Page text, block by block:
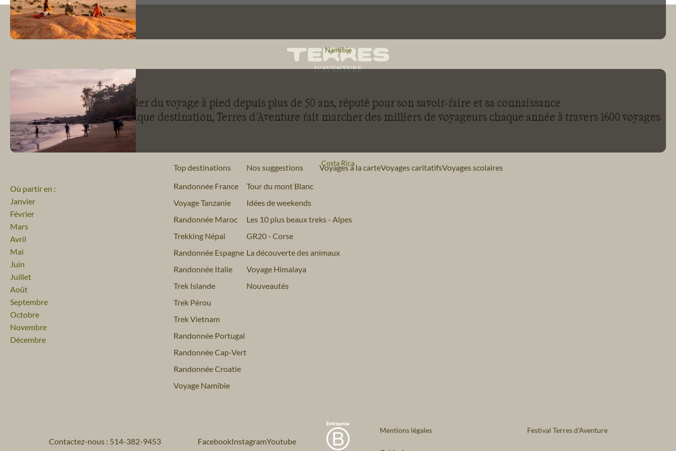
Voyage
Namibie
Voyage
Costa Rica
Où partir en :
Janvier
Février
Mars
Avril
Mai
Juin
Juillet
Août
Septembre
Octobre
Novembre
Décembre
Leader du voyage à pied depuis plus de 50 ans, réputé pour son savoir-faire et sa connaissance
de la randonnée pour chaque destination, Terres d'Aventure fait marcher des milliers de voyageurs chaque année à travers 1600 voyages
Top destinations
Randonnée France
Voyage Tanzanie
Randonnée Maroc
Trekking Népal
Randonnée Espagne
Randonnée Italie
Trek Islande
Trek Pérou
Trek Vietnam
Randonnée Portugal
Randonnée Cap-Vert
Randonnée Croatie
Voyage Namibie
Nos suggestions
Tour du mont Blanc
Idées de weekends
Les 10 plus beaux treks - Alpes
GR20 - Corse
La découverte des animaux
Voyage Himalaya
Nouveautés
Voyages à la carteVoyages caritatifsVoyages scolaires
Contactez-nous : 514-382-9453 FacebookInstagramYoutube
Mentions légales Festival Terres d'Aventure